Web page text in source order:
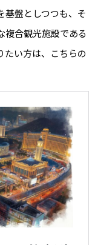
基盤としつつも、そ
複合観光施設である
たい方は、こちらの